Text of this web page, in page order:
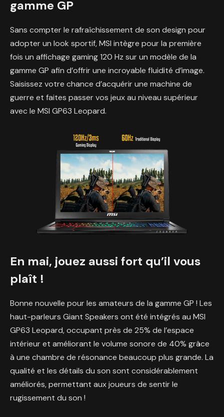
gamme GP
Sans compter le rafraîchissement de son design pour
adopter un look sportif, MSI intègre pour la première
fois un affichage gaming 120 Hz sur un modèle de la
gamme GP afin d’offrir une incroyable fluidité d’image.
Saisissez votre chance d’acquérir une machine de
guerre et faites passer vos jeux au niveau supérieur
avec le MSI GP63 Leopard.
En mai, jouez aussi fort qu’il vous
plaît !
Bonne nouvelle pour les amateurs de la gamme GP ! Les
haut-parleurs Giant Speakers ont été intégrés au MSI
GP63 Leopard, occupant près de 25% de l’espace
intérieur et améliorant le volume sonore de 40% grâce
à une chambre de résonance beaucoup plus grande. La
qualité et les détails du son sont considérablement
améliorés, permettant aux joueurs de sentir le
rugissement du son !